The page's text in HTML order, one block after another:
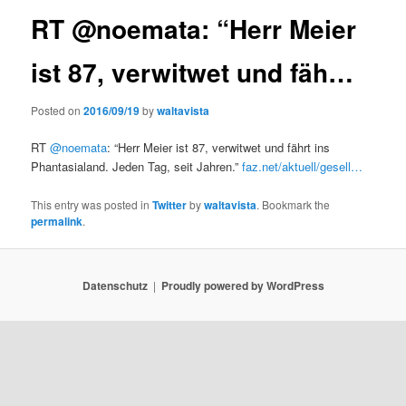
RT @noemata: “Herr Meier
ist 87, verwitwet und fäh…
Posted on2016/09/19bywaltavista
RT@noemata: “Herr Meier ist 87, verwitwet und fährt ins
Phantasialand. Jeden Tag, seit Jahren.”faz.net/aktuell/gesell…
This entry was posted inTwitterbywaltavista. Bookmark the
permalink.
Datenschutz Proudly powered by WordPress